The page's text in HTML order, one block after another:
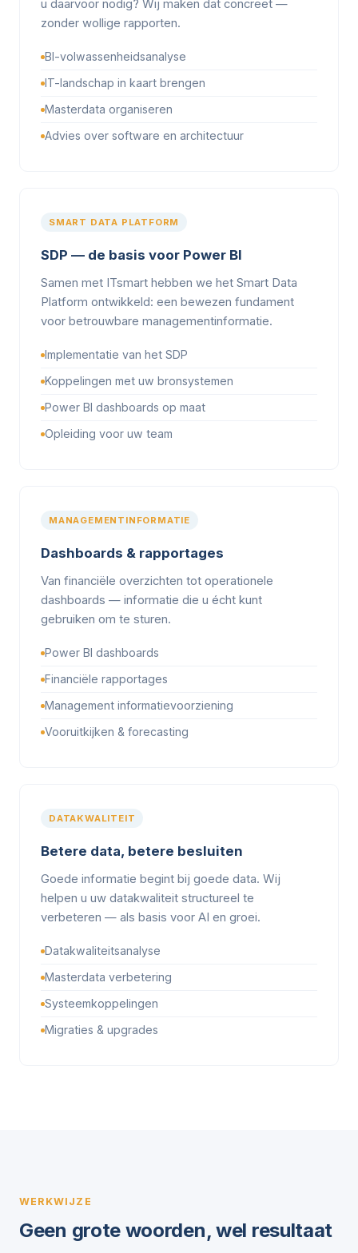
u daarvoor nodig? Wij maken dat concreet —
zonder wollige rapporten.
BI-volwassenheidsanalyse
IT-landschap in kaart brengen
Masterdata organiseren
Advies over software en architectuur
SMART DATA PLATFORM
SDP — de basis voor Power BI
Samen met ITsmart hebben we het Smart Data
Platform ontwikkeld: een bewezen fundament
voor betrouwbare managementinformatie.
Implementatie van het SDP
Koppelingen met uw bronsystemen
Power BI dashboards op maat
Opleiding voor uw team
MANAGEMENTINFORMATIE
Dashboards & rapportages
Van financiële overzichten tot operationele
dashboards — informatie die u écht kunt
gebruiken om te sturen.
Power BI dashboards
Financiële rapportages
Management informatievoorziening
Vooruitkijken & forecasting
DATAKWALITEIT
Betere data, betere besluiten
Goede informatie begint bij goede data. Wij
helpen u uw datakwaliteit structureel te
verbeteren — als basis voor AI en groei.
Datakwaliteitsanalyse
Masterdata verbetering
Systeemkoppelingen
Migraties & upgrades
WERKWIJZE
Geen grote woorden, wel resultaat